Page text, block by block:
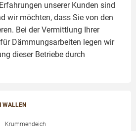
unserer Kunden sind
wir möchten, dass Sie von den
Bei der Vermittlung Ihrer
Dämmungsarbeiten legen wir
dieser Betriebe durch
WALLEN
Krummendeich